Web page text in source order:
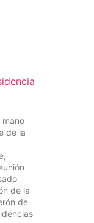
de la
de la
de